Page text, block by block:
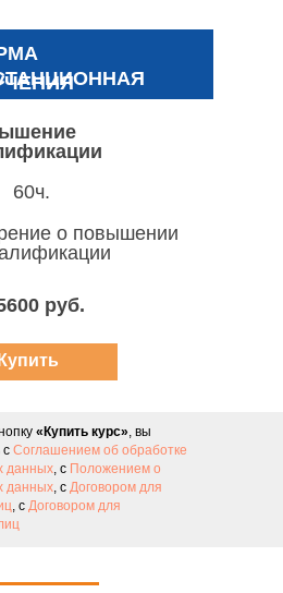
о повышении
60ч.
руб.
Купить
«Купить курс», вы
с Соглашением об обработке
данных, с Положением о
данных, с Договором для
, с Договором для